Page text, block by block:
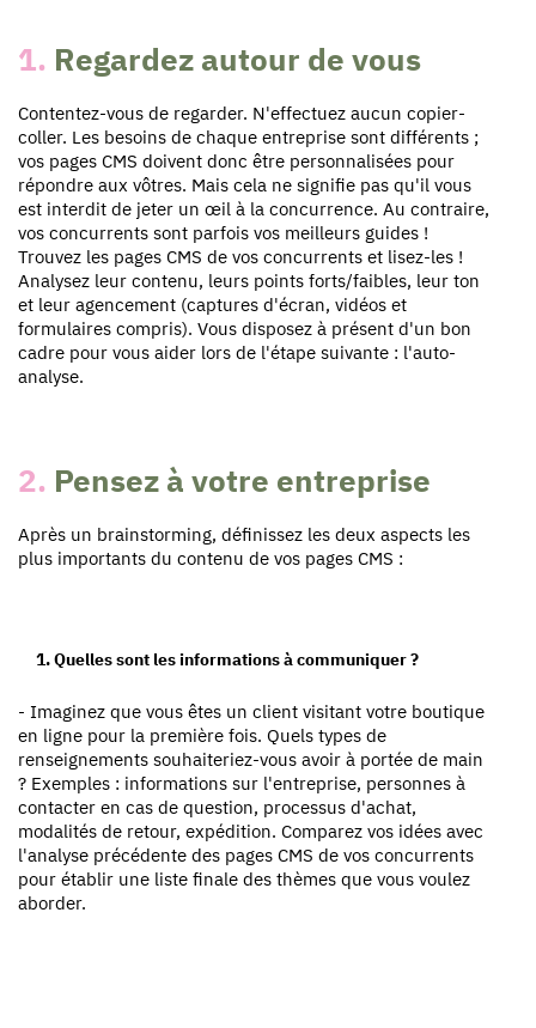
1. Regardez autour de vous
Contentez-vous de regarder. N'effectuez aucun copier-
coller. Les besoins de chaque entreprise sont différents ;
vos pages CMS doivent donc être personnalisées pour
répondre aux vôtres. Mais cela ne signifie pas qu'il vous
est interdit de jeter un œil à la concurrence. Au contraire,
vos concurrents sont parfois vos meilleurs guides !
Trouvez les pages CMS de vos concurrents et lisez-les !
Analysez leur contenu, leurs points forts/faibles, leur ton
et leur agencement (captures d'écran, vidéos et
formulaires compris). Vous disposez à présent d'un bon
cadre pour vous aider lors de l'étape suivante : l'auto-
analyse.
2. Pensez à votre entreprise
Après un brainstorming, définissez les deux aspects les
plus importants du contenu de vos pages CMS :
1. Quelles sont les informations à communiquer ?
- Imaginez que vous êtes un client visitant votre boutique
en ligne pour la première fois. Quels types de
renseignements souhaiteriez-vous avoir à portée de main
? Exemples : informations sur l'entreprise, personnes à
contacter en cas de question, processus d'achat,
modalités de retour, expédition. Comparez vos idées avec
l'analyse précédente des pages CMS de vos concurrents
pour établir une liste finale des thèmes que vous voulez
aborder.